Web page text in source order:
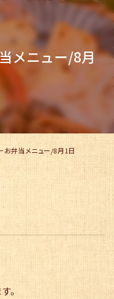
メニュー/8月
お弁当メニュー/8月1日
。